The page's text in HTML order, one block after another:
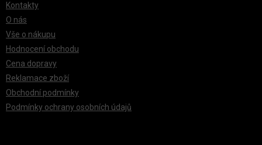
Kontakty
O nás
Vše o nákupu
Hodnocení obchodu
Cena dopravy
Reklamace zboží
Obchodní podmínky
Podmínky ochrany osobních údajů